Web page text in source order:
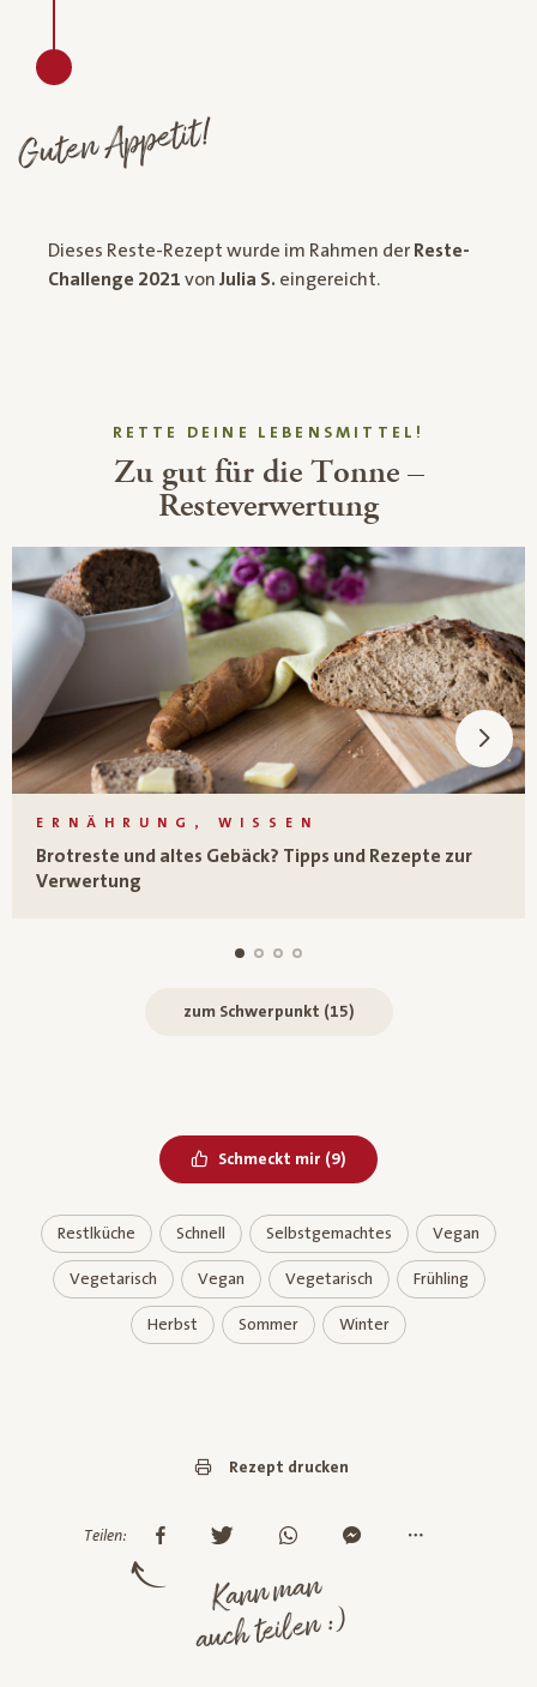
Guten Appetit!
Dieses Reste-Rezept wurde im Rahmen der Reste-
Challenge 2021 von Julia S. eingereicht.
RETTE DEINE LEBENSMITTEL!
Zu gut für die Tonne –
Resteverwertung
ERNÄHRUNG, WISSEN
Brotreste und altes Gebäck? Tipps und Rezepte zur
Verwertung
zum Schwerpunkt (15)
Schmeckt mir Bereits geliked
(9)
Restlküche Schnell Selbstgemachtes Vegan
Vegetarisch Vegan Vegetarisch Frühling
Herbst Sommer Winter
Rezept drucken
Teilen:
Kann man
auch teilen :)